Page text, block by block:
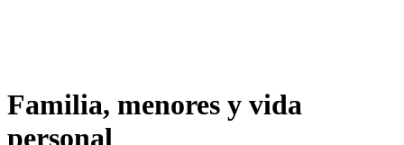
Familia, menores y vida
personal